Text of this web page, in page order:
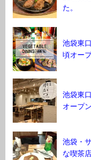
た。
池袋東
頃オー
池袋東
オープ
池袋・
な喫茶